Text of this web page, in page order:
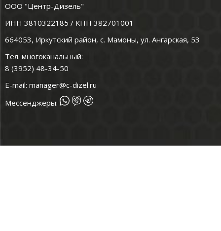
ООО "Центр-Дизель"
ИНН 3810322185 / КПП 382701001
664053, Иркутский район, с. Мамоны, ул. Ангарская, 53
Тел. многоканальный:
8 (3952) 48-34-50
E-mail: manager@c-dizel.ru
Мессенджеры: